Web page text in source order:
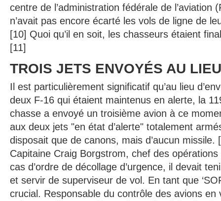
centre de l’administration fédérale de l’aviation
n’avait pas encore écarté les vols de ligne de
[10] Quoi qu’il en soit, les chasseurs étaient
[11]
TROIS JETS ENVOYÉS AU
Il est particulièrement significatif qu’au lieu
deux F-16 qui étaient maintenus en alerte, la
chasse a envoyé un troisième avion à ce
aux deux jets "en état d’alerte" totalement
disposait que de canons, mais d’aucun missile.
Capitaine Craig Borgstrom, chef des opérations
cas d’ordre de décollage d’urgence, il devait
et servir de superviseur de vol. En tant que
crucial. Responsable du contrôle des avions en